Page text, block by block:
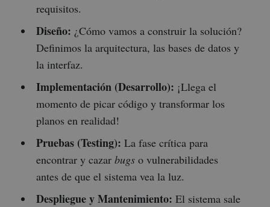
requisitos.
Diseño: ¿Cómo vamos a construir la solución?
Definimos la arquitectura, las bases de datos y
la interfaz.
Implementación (Desarrollo): ¡Llega el
momento de picar código y transformar los
planos en realidad!
Pruebas (Testing): La fase crítica para
encontrar y cazar bugso vulnerabilidades
antes de que el sistema vea la luz.
Despliegue y Mantenimiento: El sistema sale